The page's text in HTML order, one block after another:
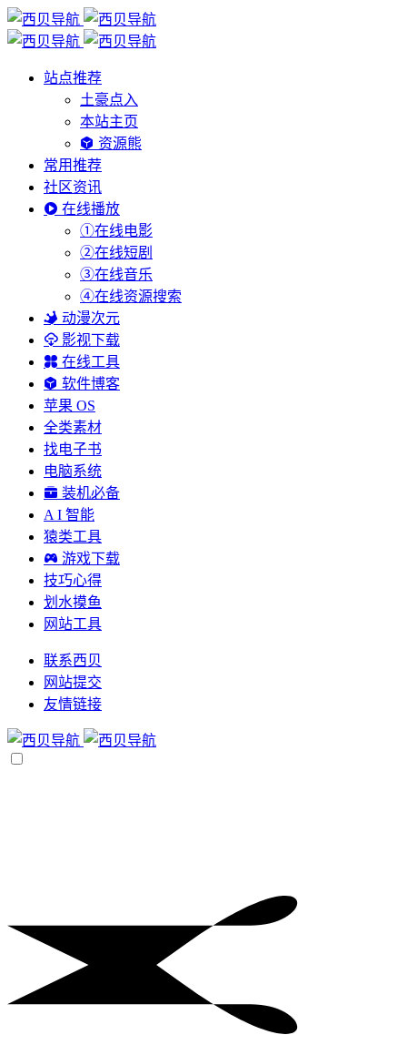
站点推荐
土豪点入
本站主页
资源熊
常用推荐
社区资讯
在线播放
①在线电影
②在线短剧
③在线音乐
④在线资源搜索
动漫次元
影视下载
在线工具
软件博客
苹果 OS
全类素材
找电子书
电脑系统
装机必备
A I 智能
猿类工具
游戏下载
技巧心得
划水摸鱼
网站工具
联系西贝
网站提交
友情链接